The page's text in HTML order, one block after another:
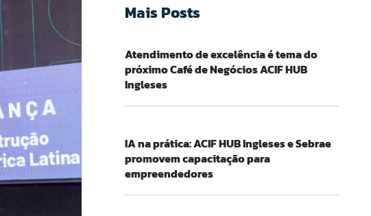
Mais Posts
Atendimento de excelência é tema do
próximo Café de Negócios ACIF HUB
Ingleses
IA na prática: ACIF HUB Ingleses e Sebrae
promovem capacitação para
empreendedores